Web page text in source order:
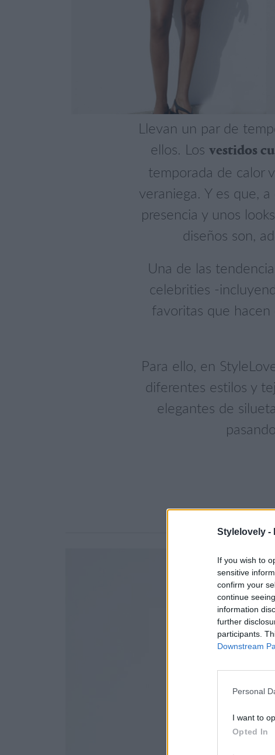
Stylelovely -
If you wish to
sensitive
confirm your
continue
information
further
participants.
Downstream
Personal
I want to
Opted In
Llevan un par de
ellos. Los vestidos
temporada de calor
veraniega. Y es que,
presencia y unos
diseños son,
Una de las
celebrities -
favoritas que
Para ello, en
diferentes estilos y
elegantes de